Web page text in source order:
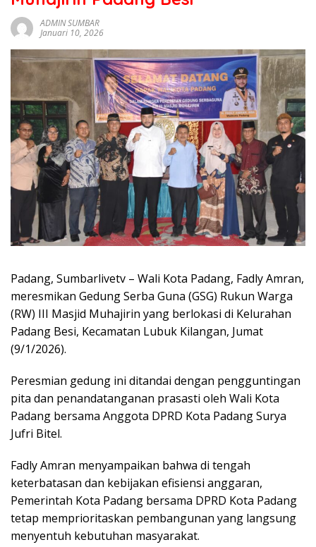
sumbar
tv
live
ADMIN SUMBAR
Januari 10, 2026
Padang, Sumbarlivetv – Wali Kota Padang, Fadly Amran,
meresmikan Gedung Serba Guna (GSG) Rukun Warga
(RW) III Masjid Muhajirin yang berlokasi di Kelurahan
Padang Besi, Kecamatan Lubuk Kilangan, Jumat
(9/1/2026).
Peresmian gedung ini ditandai dengan pengguntingan
pita dan penandatanganan prasasti oleh Wali Kota
Padang bersama Anggota DPRD Kota Padang Surya
Jufri Bitel.
Fadly Amran menyampaikan bahwa di tengah
keterbatasan dan kebijakan efisiensi anggaran,
Pemerintah Kota Padang bersama DPRD Kota Padang
tetap memprioritaskan pembangunan yang langsung
menyentuh kebutuhan masyarakat.